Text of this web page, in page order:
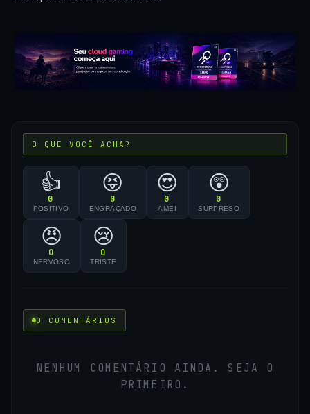
O QUE VOCÊ ACHA?
👍
0
POSITIVO
😝
0
ENGRAÇADO
😍
0
AMEI
😲
0
SURPRESO
😠
0
NERVOSO
😢
0
TRISTE
0 COMENTÁRIOS
NENHUM COMENTÁRIO AINDA. SEJA O
PRIMEIRO.